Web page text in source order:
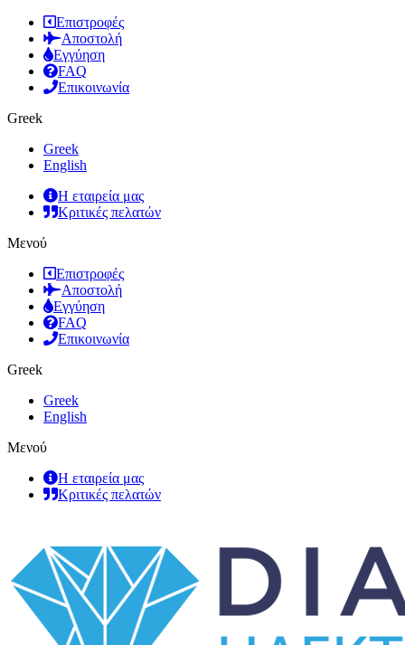
Επιστροφές
Αποστολή
Εγγύηση
FAQ
Επικοινωνία
Greek
Greek
English
Η εταιρεία μας
Κριτικές πελατών
Μενού
Επιστροφές
Αποστολή
Εγγύηση
FAQ
Επικοινωνία
Greek
Greek
English
Μενού
Η εταιρεία μας
Κριτικές πελατών